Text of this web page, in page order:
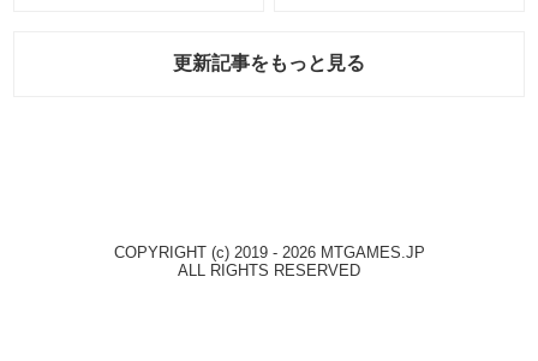
更新記事をもっと見る
COPYRIGHT (c) 2019 - 2026 MTGAMES.JP
ALL RIGHTS RESERVED